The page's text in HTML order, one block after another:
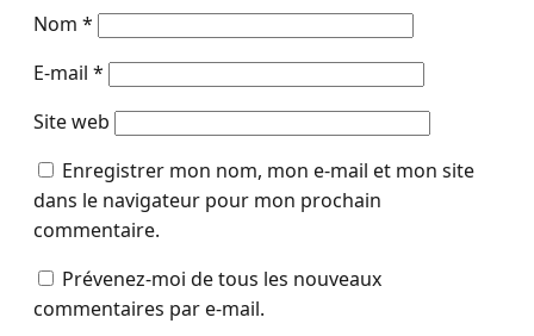
Nom *
E-mail *
Site web
Enregistrer mon nom, mon e-mail et mon site
dans le navigateur pour mon prochain
commentaire.
Prévenez-moi de tous les nouveaux
commentaires par e-mail.